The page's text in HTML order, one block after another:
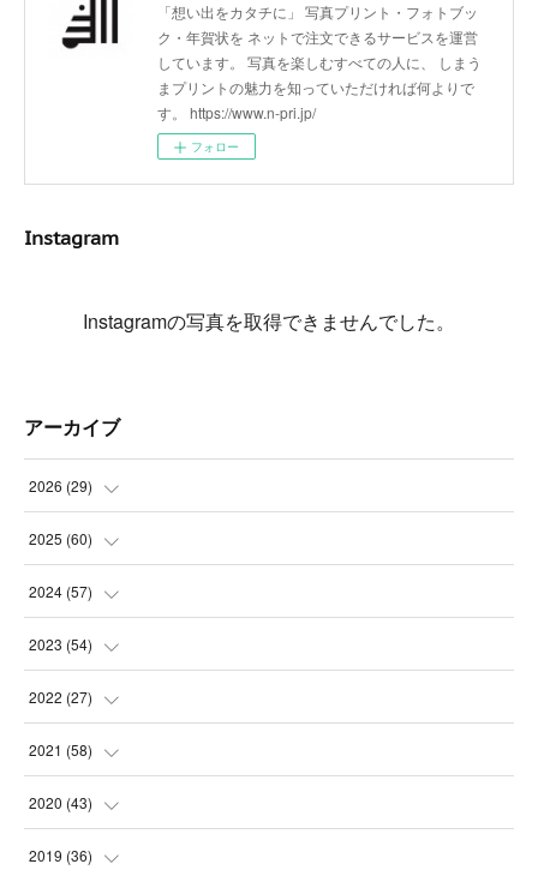
「想い出をカタチに」 写真プリント・フォトブッ
ク・年賀状を ネットで注文できるサービスを運営
しています。 写真を楽しむすべての人に、 しまう
まプリントの魅力を知っていただければ何よりで
す。 https://www.n-pri.jp/
フォロー
Instagram
Instagramの写真を取得できませんでした。
アーカイブ
2026 (29)
(5
(3
(7
(6
2025 (60)
(3
(3
(3
(2
2024 (57)
(4
(5
(2
(6
2023 (54)
(6
(8
(9
(6
2022 (27)
(1
(3
(3
2021 (58)
(1
(5
2020 (43)
(5
2019 (36)